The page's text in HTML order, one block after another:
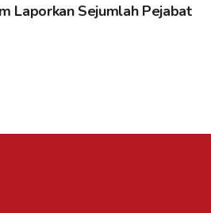
Laporkan Sejumlah Pejabat